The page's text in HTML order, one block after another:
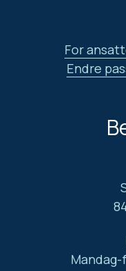
For
Endre
Mandag-